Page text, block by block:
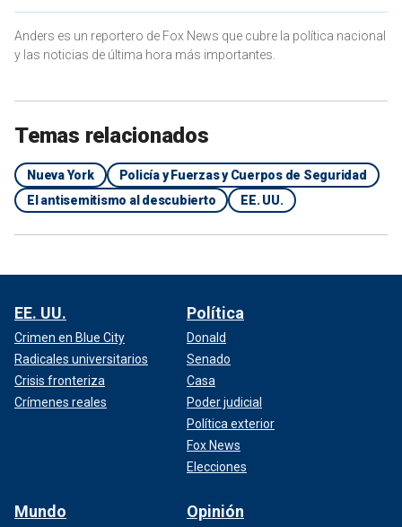
Anders es un reportero de Fox News que cubre la política nacional
y las noticias de última hora más importantes.
Temas relacionados
Nueva York
Policía y Fuerzas y Cuerpos de Seguridad
El antisemitismo al descubierto
EE. UU.
EE. UU.
Crimen en Blue City
Radicales universitarios
Crisis fronteriza
Crímenes reales
Política
Donald
Senado
Casa
Poder judicial
Política exterior
Fox News
Elecciones
Mundo Opinión